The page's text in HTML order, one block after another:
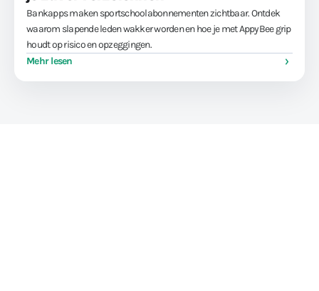
Bankapps maken sportschoolabonnementen zichtbaar. Ontdek
waarom slapende leden wakker worden en hoe je met AppyBee grip
houdt op risico en opzeggingen.
Mehr lesen